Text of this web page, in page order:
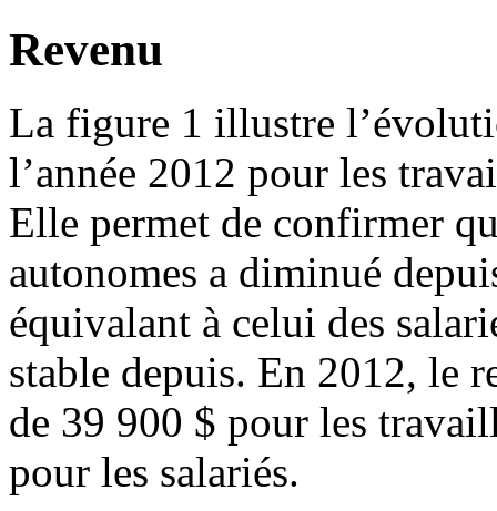
Revenu
La figure 1 illustre
l’année 2012 pour les
Elle permet de confirmer
autonomes a diminué
équivalant à celui des
stable depuis. En 2012, le
de 39 900 $ pour les
pour les salariés.